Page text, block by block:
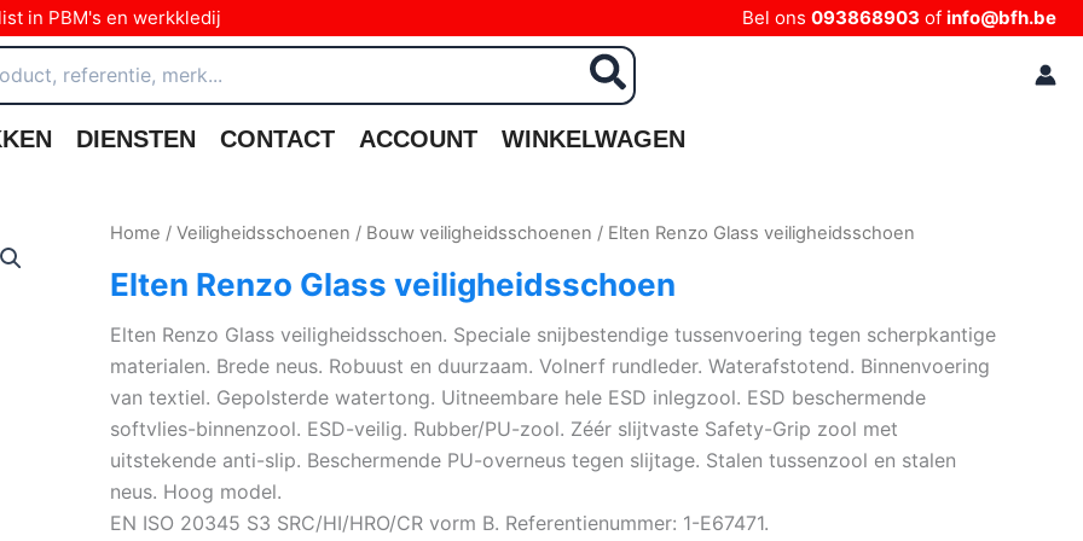
in PBM's en werkkledij Bel ons 093868903 of info@bfh.be
DIENSTEN CONTACT ACCOUNT WINKELWAGEN
Home / Veiligheidsschoenen / Bouw veiligheidsschoenen / Elten Renzo Glass veiligheidsschoen
Elten Renzo Glass veiligheidsschoen
Elten Renzo Glass veiligheidsschoen. Speciale snijbestendige tussenvoering tegen scherpkantige
materialen. Brede neus. Robuust en duurzaam. Volnerf rundleder. Waterafstotend. Binnenvoering
van textiel. Gepolsterde watertong. Uitneembare hele ESD inlegzool. ESD beschermende
softvlies-binnenzool. ESD-veilig. Rubber/PU-zool. Zéér slijtvaste Safety-Grip zool met
uitstekende anti-slip. Beschermende PU-overneus tegen slijtage. Stalen tussenzool en stalen
neus. Hoog model.
EN ISO 20345 S3 SRC/HI/HRO/CR vorm B. Referentienummer: 1-E67471.